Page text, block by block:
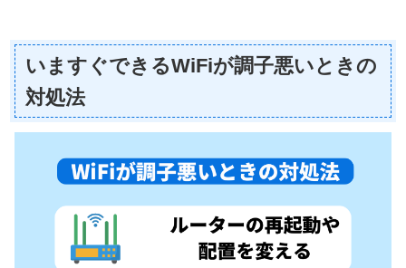
いますぐできるWiFiが調子悪いときの
対処法